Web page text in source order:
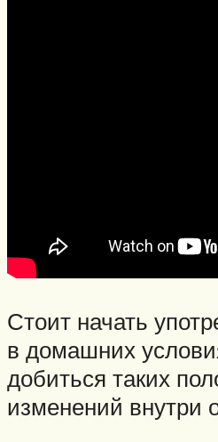
Стоит начать
в домашних
добиться таких
изменений внутри